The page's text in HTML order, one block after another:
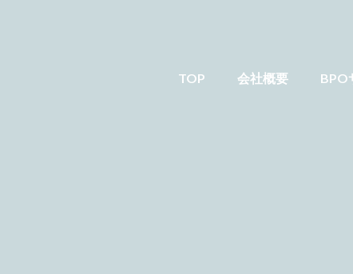
TOP 会社概要 BPO